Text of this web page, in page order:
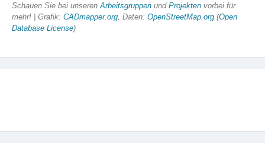
Schauen Sie bei unserenArbeitsgruppenund Projektenvorbei für
mehr! | Grafik: CADmapper.org, Daten: OpenStreetMap.org(Open
Database License)